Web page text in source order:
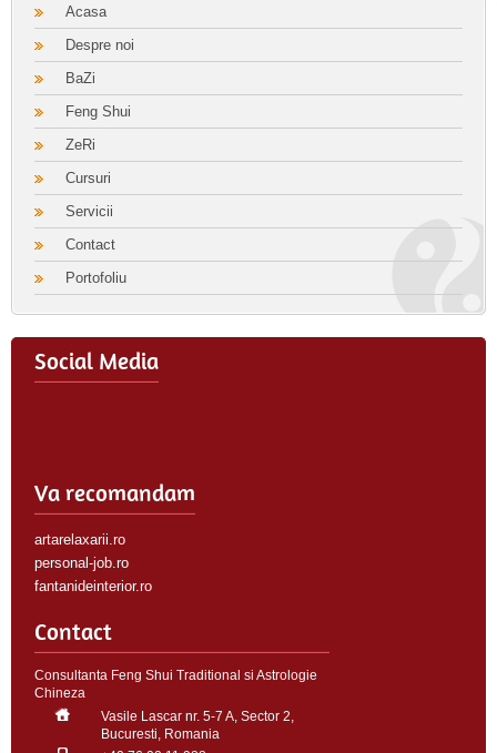
Acasa
Despre noi
BaZi
Feng Shui
ZeRi
Cursuri
Servicii
Contact
Portofoliu
Social Media
Va recomandam
artarelaxarii.ro
personal-job.ro
fantanideinterior.ro
Contact
Consultanta Feng Shui Traditional si Astrologie
Chineza
Vasile Lascar nr. 5-7 A, Sector 2,
Bucuresti, Romania